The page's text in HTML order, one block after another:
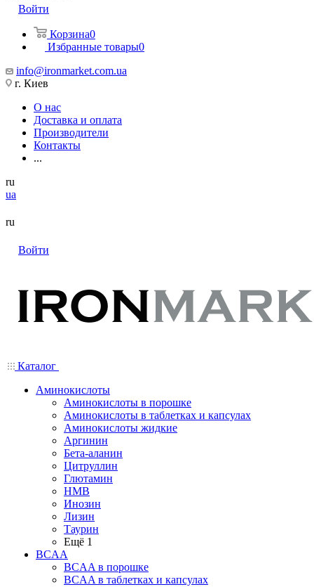
Войти
Корзина0
Избранные товары0
info@ironmarket.com.ua
г. Киев
О нас
Доставка и оплата
Производители
Контакты
...
ru
ua
ru
Войти
Каталог
Аминокислоты
Аминокислоты в порошке
Аминокислоты в таблетках и капсулах
Аминокислоты жидкие
Аргинин
Бета-аланин
Цитруллин
Глютамин
HMB
Инозин
Лизин
Таурин
Ещё 1
BCAA
BCAA в порошке
BCAA в таблетках и капсулах